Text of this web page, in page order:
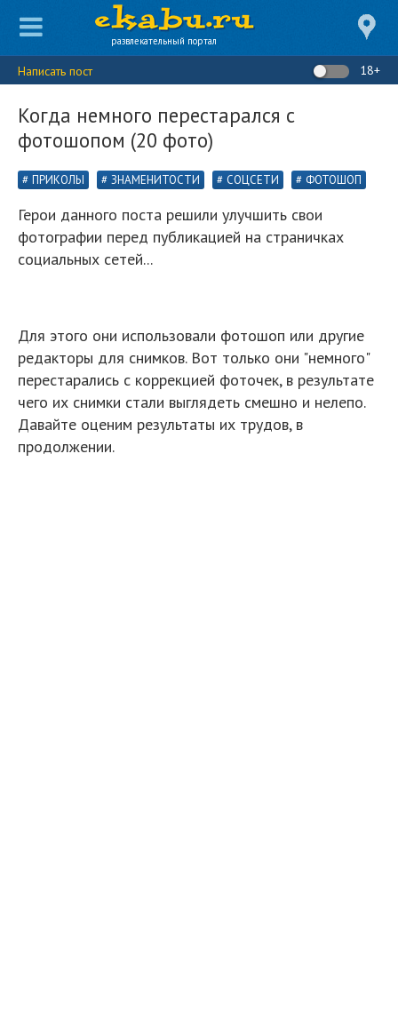
развлекательный портал
Написать пост 18+
Когда немного перестарался с
фотошопом (20 фото)
ПРИКОЛЫ ЗНАМЕНИТОСТИ СОЦСЕТИ ФОТОШОП
Герои данного поста решили улучшить свои
фотографии перед публикацией на страничках
социальных сетей...
Для этого они использовали фотошоп или другие
редакторы для снимков. Вот только они "немного"
перестарались с коррекцией фоточек, в результате
чего их снимки стали выглядеть смешно и нелепо.
Давайте оценим результаты их трудов, в
продолжении.